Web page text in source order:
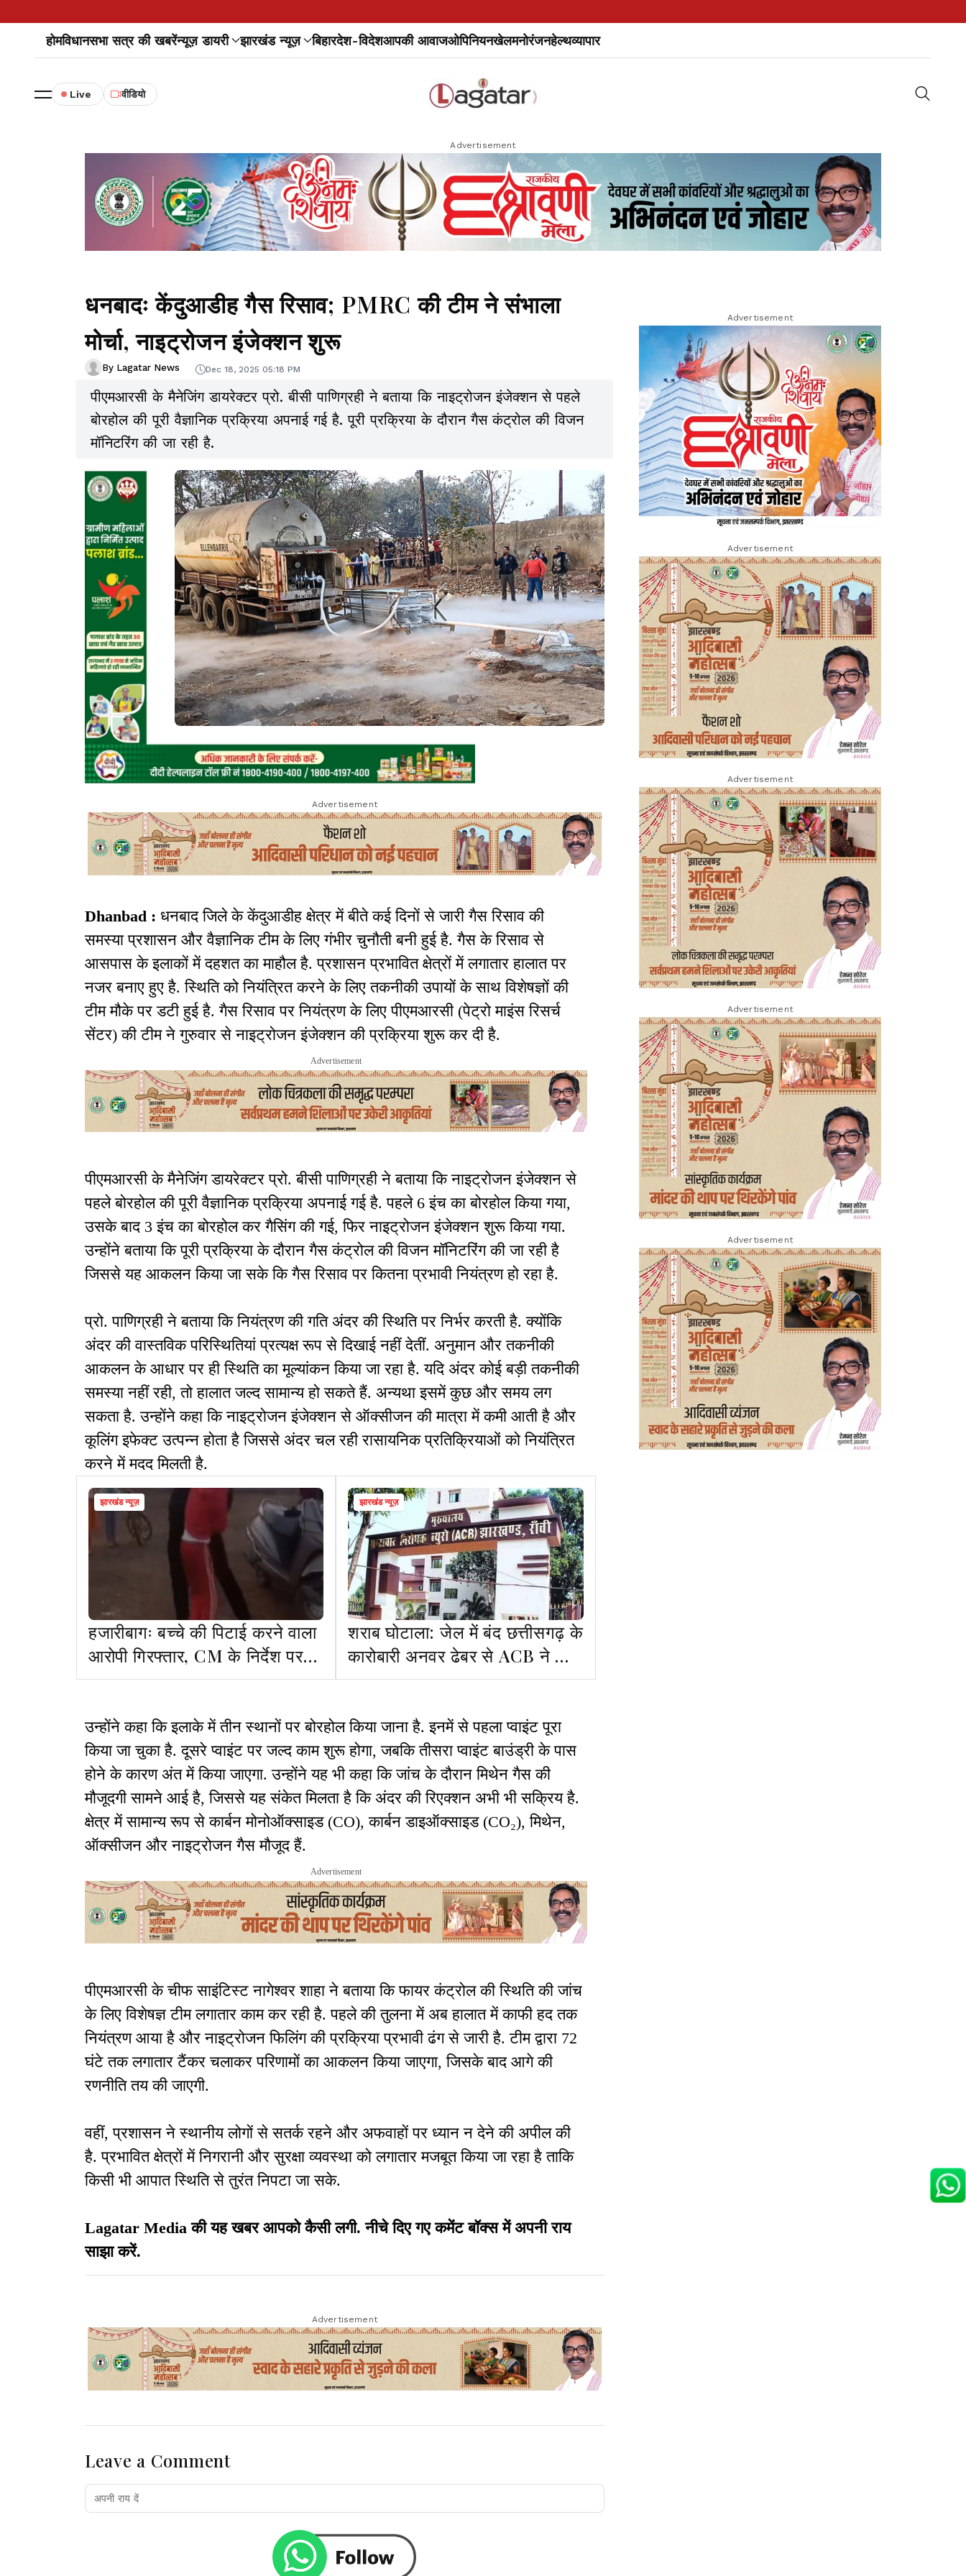
होमविधानसभा सत्र की खबरेंन्यूज़ डायरी झारखंड न्यूज़ बिहारदेश-विदेशआपकी आवाजओपिनियनखेलमनोरंजनहेल्थव्यापार
Live वीडियो
Advertisement
धनबादः केंदुआडीह गैस रिसाव; PMRC की टीम ने संभाला
मोर्चा, नाइट्रोजन इंजेक्शन शुरू
By Lagatar News Dec 18, 2025 05:18 PM
पीएमआरसी के मैनेजिंग डायरेक्टर प्रो. बीसी पाणिग्रही ने बताया कि नाइट्रोजन इंजेक्शन से पहले
बोरहोल की पूरी वैज्ञानिक प्रक्रिया अपनाई गई है. पूरी प्रक्रिया के दौरान गैस कंट्रोल की विजन
मॉनिटरिंग की जा रही है.
Advertisement
Dhanbad : धनबाद जिले के केंदुआडीह क्षेत्र में बीते कई दिनों से जारी गैस रिसाव की
समस्या प्रशासन और वैज्ञानिक टीम के लिए गंभीर चुनौती बनी हुई है. गैस के रिसाव से
आसपास के इलाकों में दहशत का माहौल है. प्रशासन प्रभावित क्षेत्रों में लगातार हालात पर
नजर बनाए हुए है. स्थिति को नियंत्रित करने के लिए तकनीकी उपायों के साथ विशेषज्ञों की
टीम मौके पर डटी हुई है. गैस रिसाव पर नियंत्रण के लिए पीएमआरसी (पेट्रो माइंस रिसर्च
सेंटर) की टीम ने गुरुवार से नाइट्रोजन इंजेक्शन की प्रक्रिया शुरू कर दी है.
Advertisement
पीएमआरसी के मैनेजिंग डायरेक्टर प्रो. बीसी पाणिग्रही ने बताया कि नाइट्रोजन इंजेक्शन से
पहले बोरहोल की पूरी वैज्ञानिक प्रक्रिया अपनाई गई है. पहले 6 इंच का बोरहोल किया गया,
उसके बाद 3 इंच का बोरहोल कर गैसिंग की गई, फिर नाइट्रोजन इंजेक्शन शुरू किया गया.
उन्होंने बताया कि पूरी प्रक्रिया के दौरान गैस कंट्रोल की विजन मॉनिटरिंग की जा रही है
जिससे यह आकलन किया जा सके कि गैस रिसाव पर कितना प्रभावी नियंत्रण हो रहा है.
प्रो. पाणिग्रही ने बताया कि नियंत्रण की गति अंदर की स्थिति पर निर्भर करती है. क्योंकि
अंदर की वास्तविक परिस्थितियां प्रत्यक्ष रूप से दिखाई नहीं देतीं. अनुमान और तकनीकी
आकलन के आधार पर ही स्थिति का मूल्यांकन किया जा रहा है. यदि अंदर कोई बड़ी तकनीकी
समस्या नहीं रही, तो हालात जल्द सामान्य हो सकते हैं. अन्यथा इसमें कुछ और समय लग
सकता है. उन्होंने कहा कि नाइट्रोजन इंजेक्शन से ऑक्सीजन की मात्रा में कमी आती है और
कूलिंग इफेक्ट उत्पन्न होता है जिससे अंदर चल रही रासायनिक प्रतिक्रियाओं को नियंत्रित
करने में मदद मिलती है.
झारखंड न्यूज़
हजारीबागः बच्चे की पिटाई करने वाला
आरोपी गिरफ्तार, CM के निर्देश पर
हुई कार्रवाई
झारखंड न्यूज़
शराब घोटाला: जेल में बंद छत्तीसगढ़ के
कारोबारी अनवर ढेबर से ACB ने की
पूछताछ
उन्होंने कहा कि इलाके में तीन स्थानों पर बोरहोल किया जाना है. इनमें से पहला प्वाइंट पूरा
किया जा चुका है. दूसरे प्वाइंट पर जल्द काम शुरू होगा, जबकि तीसरा प्वाइंट बाउंड्री के पास
होने के कारण अंत में किया जाएगा. उन्होंने यह भी कहा कि जांच के दौरान मिथेन गैस की
मौजूदगी सामने आई है, जिससे यह संकेत मिलता है कि अंदर की रिएक्शन अभी भी सक्रिय है.
क्षेत्र में सामान्य रूप से कार्बन मोनोऑक्साइड (CO), कार्बन डाइऑक्साइड (CO₂), मिथेन,
ऑक्सीजन और नाइट्रोजन गैस मौजूद हैं.
Advertisement
पीएमआरसी के चीफ साइंटिस्ट नागेश्वर शाहा ने बताया कि फायर कंट्रोल की स्थिति की जांच
के लिए विशेषज्ञ टीम लगातार काम कर रही है. पहले की तुलना में अब हालात में काफी हद तक
नियंत्रण आया है और नाइट्रोजन फिलिंग की प्रक्रिया प्रभावी ढंग से जारी है. टीम द्वारा 72
घंटे तक लगातार टैंकर चलाकर परिणामों का आकलन किया जाएगा, जिसके बाद आगे की
रणनीति तय की जाएगी.
वहीं, प्रशासन ने स्थानीय लोगों से सतर्क रहने और अफवाहों पर ध्यान न देने की अपील की
है. प्रभावित क्षेत्रों में निगरानी और सुरक्षा व्यवस्था को लगातार मजबूत किया जा रहा है ताकि
किसी भी आपात स्थिति से तुरंत निपटा जा सके.
Lagatar Media की यह खबर आपको कैसी लगी. नीचे दिए गए कमेंट बॉक्स में अपनी राय
साझा करें.
Advertisement
Leave a Comment
Advertisement
Advertisement
Advertisement
Advertisement
Advertisement